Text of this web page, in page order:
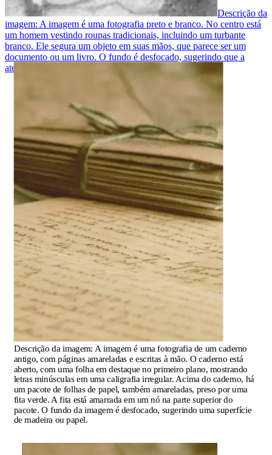
Descrição da
imagem: A imagem é uma fotografia preto e branco. No centro está
um homem vestindo roupas tradicionais, incluindo um turbante
branco. Ele segura um objeto em suas mãos, que parece ser um
documento ou um livro. O fundo é desfocado, sugerindo que a
atenção deve ser direcionada à figura central.
Descrição da imagem: A imagem é uma fotografia de um caderno
antigo, com páginas amareladas e escritas à mão. O caderno está
aberto, com uma folha em destaque no primeiro plano, mostrando
letras minúsculas em uma caligrafia irregular. Acima do caderno, há
um pacote de folhas de papel, também amareladas, preso por uma
fita verde. A fita está amarrada em um nó na parte superior do
pacote. O fundo da imagem é desfocado, sugerindo uma superfície
de madeira ou papel.